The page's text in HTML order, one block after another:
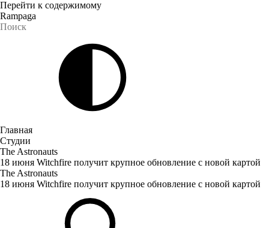
Перейти к содержимому
Rampaga
Главная
Студии
The Astronauts
18 июня Witchfire получит крупное обновление с новой картой
The Astronauts
18 июня Witchfire получит крупное обновление с новой картой